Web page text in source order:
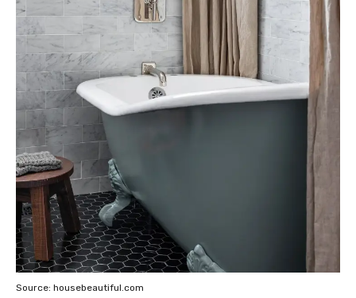
Source: housebeautiful.com